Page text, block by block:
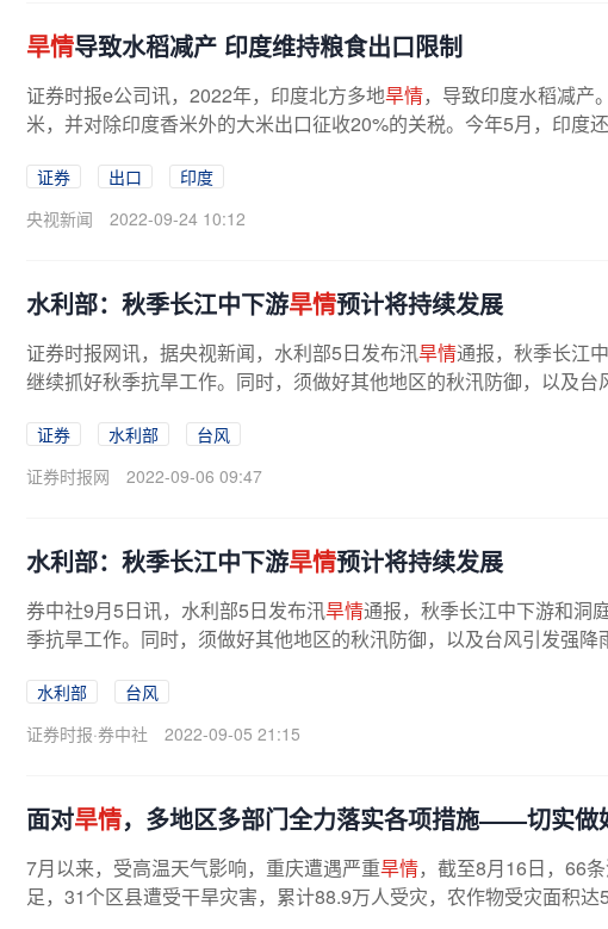
旱情导致水稻减产 印度维持粮食出口限制
证券时报e公司讯，2022年，印度北方多地旱情，导致印度水稻减产
米，并对除印度香米外的大米出口征收20%的关税。今年5月，印度
证券 出口
印度
央视新闻
2022-09-24 10:12
水利部：秋季长江中下游旱情预计将持续发展
证券时报网讯，据央视新闻，水利部5日发布汛旱情通报，秋季长江
继续抓好秋季抗旱工作。同时，须做好其他地区的秋汛防御，以及
证券 水利部
台风
证券时报网
2022-09-06 09:47
水利部：秋季长江中下游旱情预计将持续发展
券中社9月5日讯，水利部5日发布汛旱情通报，秋季长江中下游和洞
季抗旱工作。同时，须做好其他地区的秋汛防御，以及台风引发强
水利部
台风
证券时报·券中社
2022-09-05 21:15
面对旱情，多地区多部门全力落实各项措施——切实做
7月以来，受高温天气影响，重庆遭遇严重旱情，截至8月16日，66
足，31个区县遭受干旱灾害，累计88.9万人受灾，农作物受灾面积